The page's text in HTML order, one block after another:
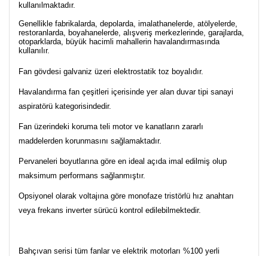
kullanılmaktadır.
Genellikle fabrikalarda, depolarda, imalathanelerde, atölyelerde,
restoranlarda, boyahanelerde, alışveriş merkezlerinde, garajlarda,
otoparklarda, büyük hacimli mahallerin havalandırmasında
kullanılır.
Fan gövdesi galvaniz üzeri elektrostatik toz boyalıdır.
Havalandırma fan çeşitleri içerisinde yer alan duvar tipi sanayi
aspiratörü kategorisindedir.
Fan üzerindeki koruma teli motor ve kanatların zararlı
maddelerden korunmasını sağlamaktadır.
Pervaneleri boyutlarına göre en ideal açıda imal edilmiş olup
maksimum performans sağlanmıştır.
Opsiyonel olarak voltajına göre monofaze tristörlü hız anahtarı
veya frekans inverter sürücü kontrol edilebilmektedir.
Bahçıvan serisi tüm fanlar ve elektrik motorları %100 yerli